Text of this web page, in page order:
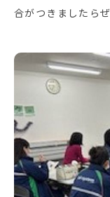
合がつきましたら